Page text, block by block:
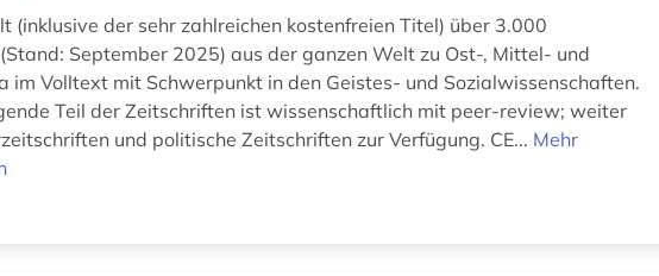
(inklusive der sehr zahlreichen kostenfreien Titel) über 3.000
September 2025) aus der ganzen Welt zu Ost-, Mittel- und
im Volltext mit Schwerpunkt in den Geistes- und Sozialwissenschaften.
Teil der Zeitschriften ist wissenschaftlich mit peer-review; weiter
und politische Zeitschriften zur Verfügung. CE... Mehr